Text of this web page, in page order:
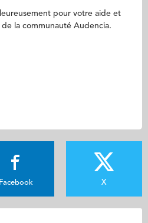
pour votre aide et
la communauté Audencia.
Facebook X